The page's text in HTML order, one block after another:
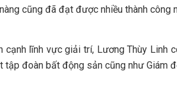
cũng đã đạt được nhiều thành
cạnh lĩnh vực giải trí, Lương Thùy Linh
tập đoàn bất động sản cũng như Giám